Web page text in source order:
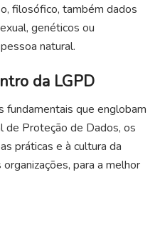
filosófico, também dados
genéticos ou
natural.
da LGPD
fundamentais que englobam
de Proteção de Dados, os
práticas e à cultura da
para a melhor